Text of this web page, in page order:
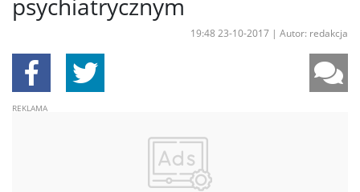
psychiatrycznym
19:48 23-10-2017 | Autor: redakcja